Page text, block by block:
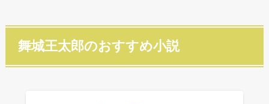
舞城王太郎のおすすめ小説